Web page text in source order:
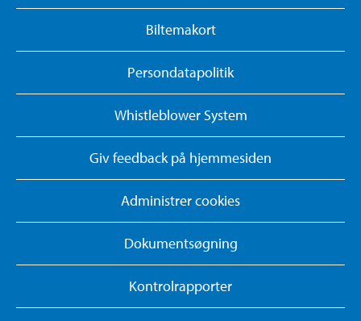
Biltemakort
Persondatapolitik
Whistleblower System
Giv feedback på hjemmesiden
Administrer cookies
Dokumentsøgning
Kontrolrapporter